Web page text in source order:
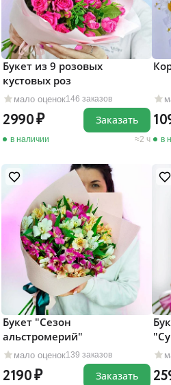
мало оценок146 заказов
Букет из 9 розовых
кустовых роз
2990
в наличии 2 ч
Заказать
в
мало оценок139 заказов
Букет "Сезон
альстромерий"
2190 Заказать